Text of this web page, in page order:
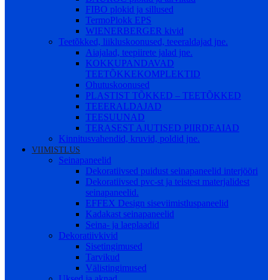
FIBO plokid ja sillused
TermoPlokk EPS
WIENERBERGER kivid
Teetõkked, liikluskoonused, teeeraldajad jne.
Aiajalad, teepiirete jalad jne.
KOKKUPANDAVAD
TEETÕKKEKOMPLEKTID
Ohutuskoonused
PLASTIST TÕKKED – TEETÕKKED
TEEERALDAJAD
TEESUUNAD
TERASEST AJUTISED PIIRDEAIAD
Kinnitusvahendid, kruvid, poldid jne.
VIIMISTLUS
Seinapaneelid
Dekoratiivsed puidust seinapaneelid interjööri
Dekoratiivsed pvc-st ja teistest materjalidest
seinapaneelid.
EFFEX Design siseviimistluspaneelid
Kadakast seinapaneelid
Seina- ja laeplaadid
Dekoratiivkivid
Sisetingimused
Tarvikud
Välistingimused